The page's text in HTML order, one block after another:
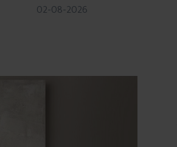
02-08-2026